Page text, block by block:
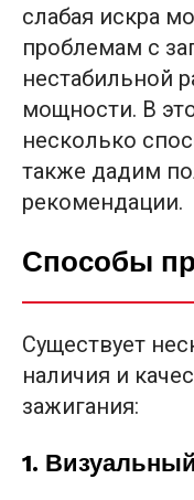
слабая искра
проблемам с
нестабильной
мощности. В
несколько
также дадим
рекомендации.
Способы
Существует
наличия и
зажигания:
1.